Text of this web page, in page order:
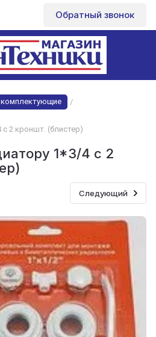
Обратный звонок
/
2 кроншт. (блистер)
1*3/4 с 2
Следующий